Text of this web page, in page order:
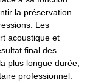
la préservation
Les
acoustique et
final des
plus longue durée,
professionnel.